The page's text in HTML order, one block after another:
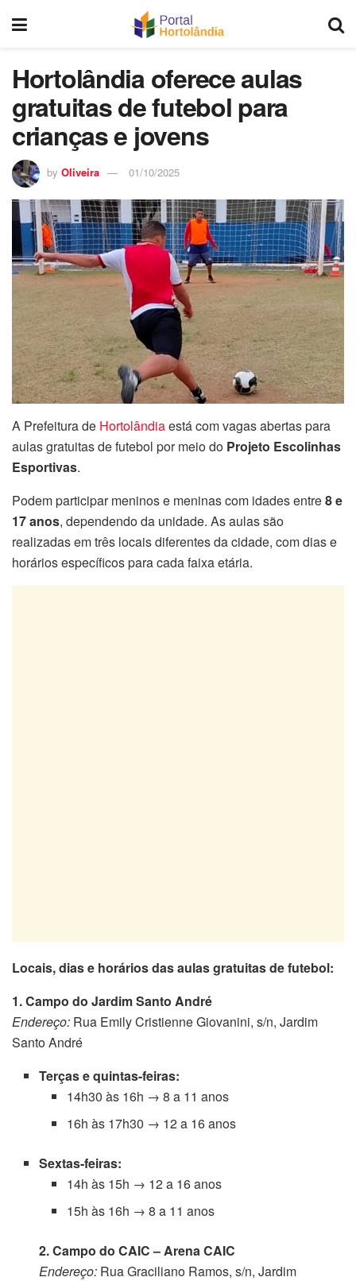
Hortolândia oferece aulas
gratuitas de futebol para
crianças e jovens
by Oliveira 01/10/2025
A Prefeitura de Hortolândiaestá com vagas abertas para
aulas gratuitas de futebol por meio do Projeto Escolinhas
Esportivas.
Podem participar meninos e meninas com idades entre8 e
17 anos, dependendo da unidade. As aulas são
realizadas em três locais diferentes da cidade, com dias e
horários específicos para cada faixa etária.
Locais, dias e horários das aulas gratuitas de futebol:
1. Campo do Jardim Santo André
Endereço: Rua Emily Cristienne Giovanini, s/n, Jardim
Santo André
Terças e quintas-feiras:
14h30 às 16h → 8 a 11 anos
16h às 17h30 → 12 a 16 anos
Sextas-feiras:
14h às 15h → 12 a 16 anos
15h às 16h → 8 a 11 anos
2. Campo do CAIC – Arena CAIC
Endereço: Rua Graciliano Ramos, s/n, Jardim